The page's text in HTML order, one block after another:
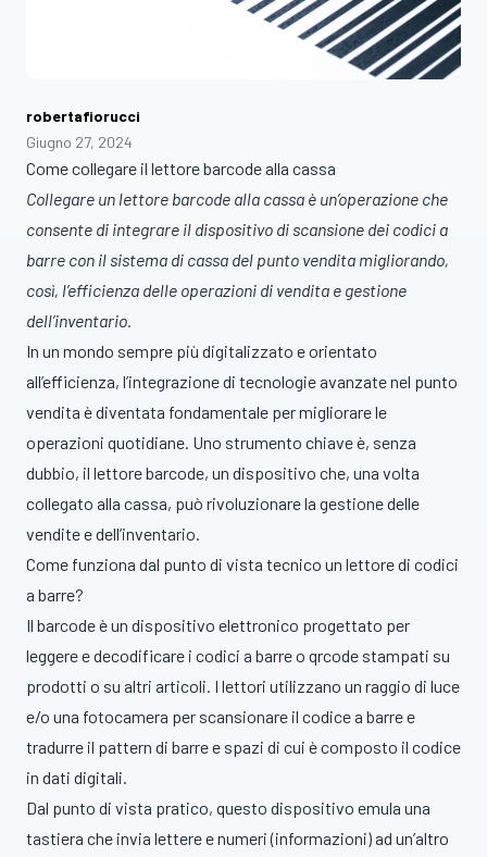
robertafiorucci
Giugno 27, 2024
Come collegare il lettore barcode alla cassa
Collegare un lettore barcode alla cassa è un’operazione che
consente di integrare il dispositivo di scansione dei codici a
barre con il sistema di cassa del punto vendita migliorando,
così, l’efficienza delle operazioni di vendita e gestione
dell’inventario.
In un mondo sempre più digitalizzato e orientato
all’efficienza, l’integrazione di tecnologie avanzate nel punto
vendita è diventata fondamentale per migliorare le
operazioni quotidiane. Uno strumento chiave è, senza
dubbio, il lettore barcode, un dispositivo che, una volta
collegato alla cassa, può rivoluzionare la gestione delle
vendite e dell’inventario.
Come funziona dal punto di vista tecnico un lettore di codici
a barre?
Il barcode è un dispositivo elettronico progettato per
leggere e decodificare i codici a barre o qrcode stampati su
prodotti o su altri articoli. I lettori utilizzano un raggio di luce
e/o una fotocamera per scansionare il codice a barre e
tradurre il pattern di barre e spazi di cui è composto il codice
in dati digitali.
Dal punto di vista pratico, questo dispositivo emula una
tastiera che invia lettere e numeri (informazioni) ad un’altro